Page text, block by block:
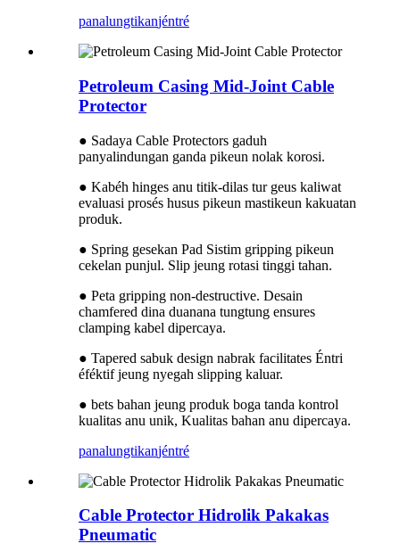
panalungtikanjéntré
Petroleum Casing Mid-Joint Cable
Protector
● Sadaya Cable Protectors gaduh
panyalindungan ganda pikeun nolak korosi.
● Kabéh hinges anu titik-dilas tur geus kaliwat
evaluasi prosés husus pikeun mastikeun kakuatan
produk.
● Spring gesekan Pad Sistim gripping pikeun
cekelan punjul. Slip jeung rotasi tinggi tahan.
● Peta gripping non-destructive. Desain
chamfered dina duanana tungtung ensures
clamping kabel dipercaya.
● Tapered sabuk design nabrak facilitates Éntri
éféktif jeung nyegah slipping kaluar.
● bets bahan jeung produk boga tanda kontrol
kualitas anu unik, Kualitas bahan anu dipercaya.
panalungtikanjéntré
Cable Protector Hidrolik Pakakas
Pneumatic